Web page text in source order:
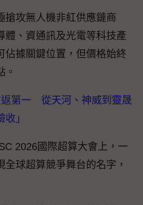
搶攻無人機非紅供應鏈商
體、資通訊及光電等科技產
佔據關鍵位置，但價格始終
。
返第一 從天河、神威到靈晟
」
2026國際超算大會上，一
全球超算競爭舞台的名字，